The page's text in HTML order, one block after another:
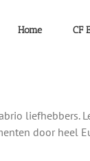
Home CF
liefhebbers.
door heel